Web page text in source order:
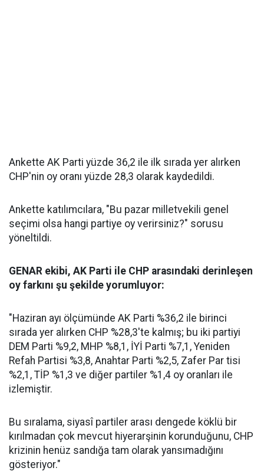
Ankette AK Parti yüzde 36,2 ile ilk sırada yer alırken
CHP'nin oy oranı yüzde 28,3 olarak kaydedildi.
Ankette katılımcılara, "Bu pazar milletvekili genel
seçimi olsa hangi partiye oy verirsiniz?" sorusu
yöneltildi.
GENAR ekibi, AK Parti ile CHP arasındaki derinleşen
oy farkını şu şekilde yorumluyor:
"Haziran ayı ölçümünde AK Parti %36,2 ile birinci
sırada yer alırken CHP %28,3'te kalmış; bu iki partiyi
DEM Parti %9,2, MHP %8,1, İYİ Parti %7,1, Yeniden
Refah Partisi %3,8, Anahtar Parti %2,5, Zafer Par tisi
%2,1, TİP %1,3 ve diğer partiler %1,4 oy oranları ile
izlemiştir.
Bu sıralama, siyasî partiler arası dengede köklü bir
kırılmadan çok mevcut hiyerarşinin korunduğunu, CHP
krizinin henüz sandığa tam olarak yansımadığını
gösteriyor."